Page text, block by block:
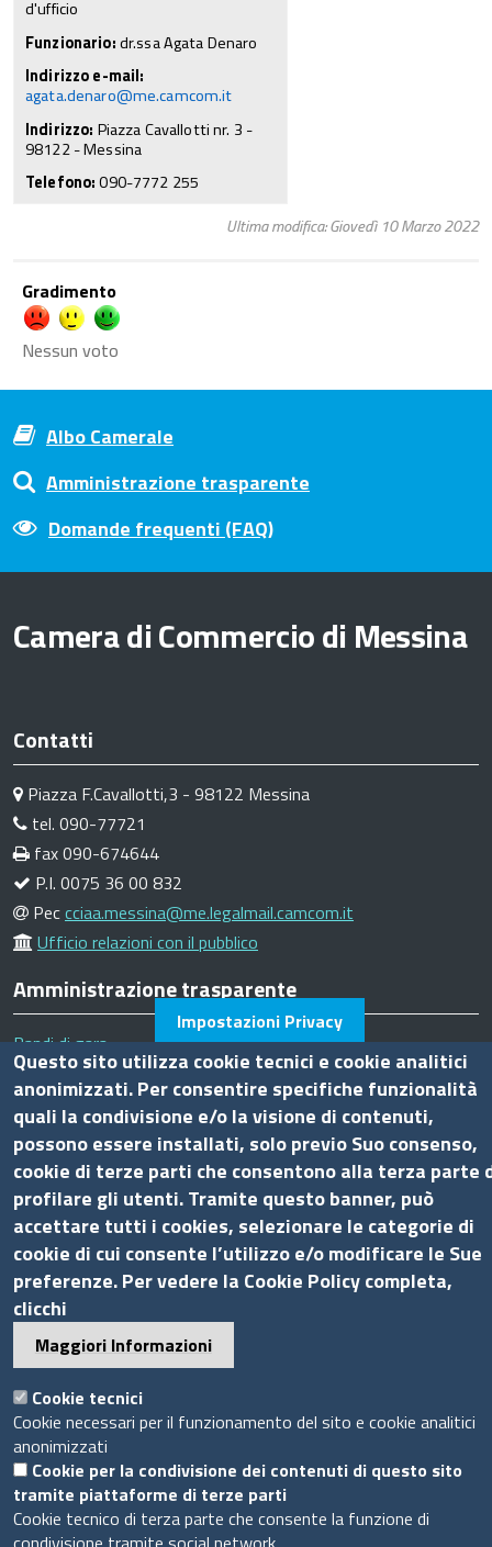
d'ufficio
Funzionario:dr.ssa Agata Denaro
Indirizzo e-mail:
agata.denaro@me.camcom.it
Indirizzo: Piazza Cavallotti nr. 3 -
98122 - Messina
Telefono:090-7772 255
Ultima modifica: Giovedì 10 Marzo 2022
Gradimento
Nessun voto
Albo Camerale
Amministrazione trasparente
Domande frequenti (FAQ)
Camera di Commercio di Messina
Contatti
Piazza F.Cavallotti,3 - 98122 Messina
tel. 090-77721
fax 090-674644
P.I. 0075 36 00 832
Peccciaa.messina@me.legalmail.camcom.it
Ufficio relazioni con il pubblico
Amministrazione trasparente
Bandi di gara
Bilanci
Concorsi e selezioni
Procedimenti
Provvedimenti
Seguici su
Sito web
Mappa del sito
Piè
di
Privacy e GDPR
Cookie
© 2020 Camera di Commercio di Messina
Impostazioni Privacy
Questo sito utilizza cookie tecnici e cookie analitici
anonimizzati. Per consentire specifiche funzionalità
quali la condivisione e/o la visione di contenuti,
possono essere installati, solo previo Suo consenso,
cookie di terze parti che consentono alla terza parte
profilare gli utenti. Tramite questo banner, può
accettare tutti i cookies, selezionare le categorie di
cookie di cui consente l’utilizzo e/o modificare le Sue
preferenze. Per vedere la Cookie Policy completa,
clicchi
Maggiori Informazioni
Cookie tecnici
Cookie necessari per il funzionamento del sito e cookie analitici
anonimizzati
Cookie per la condivisione dei contenuti di questo sito
tramite piattaforme di terze parti
Cookie tecnico di terza parte che consente la funzione di